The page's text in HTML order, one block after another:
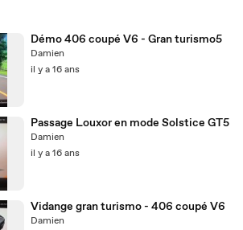
Démo 406 coupé V6 - Gran turismo5
Damien
il y a 16 ans
Passage Louxor en mode Solstice GT5
Damien
il y a 16 ans
Vidange gran turismo - 406 coupé V6
Damien